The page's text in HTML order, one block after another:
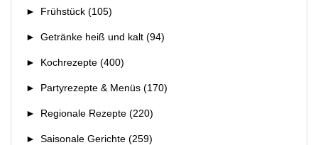
► Frühstück (105)
► Getränke heiß und kalt (94)
► Kochrezepte (400)
► Partyrezepte & Menüs (170)
► Regionale Rezepte (220)
► Saisonale Gerichte (259)